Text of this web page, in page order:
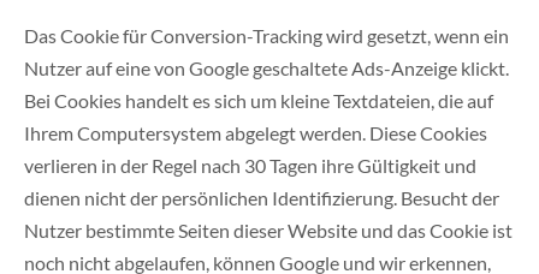
Das Cookie für Conversion-Tracking wird gesetzt, wenn ein
Nutzer auf eine von Google geschaltete Ads-Anzeige klickt.
Bei Cookies handelt es sich um kleine Textdateien, die auf
Ihrem Computersystem abgelegt werden. Diese Cookies
verlieren in der Regel nach 30 Tagen ihre Gültigkeit und
dienen nicht der persönlichen Identifizierung. Besucht der
Nutzer bestimmte Seiten dieser Website und das Cookie ist
noch nicht abgelaufen, können Google und wir erkennen,